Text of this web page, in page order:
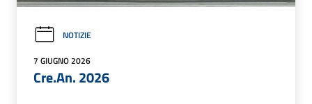
NOTIZIE
7 GIUGNO 2026
Cre.An. 2026